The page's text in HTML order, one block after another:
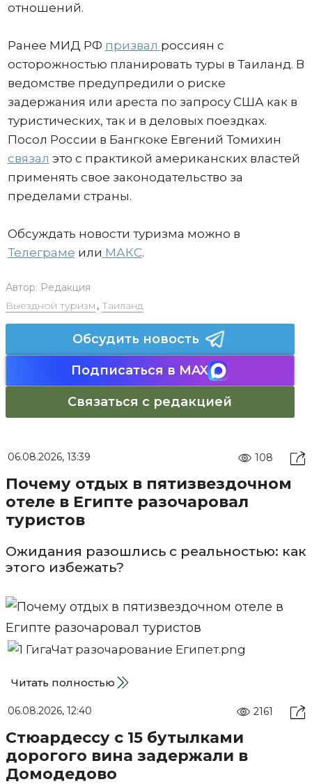
отношений.
Ранее МИД РФ призвал россиян с
осторожностью планировать туры в Таиланд. В
ведомстве предупредили о риске
задержания или ареста по запросу США как в
туристических, так и в деловых поездках.
Посол России в Бангкоке Евгений Томихин
связал это с практикой американских властей
применять свое законодательство за
пределами страны.
Обсуждать новости туризма можно в
Телеграме или МАКС.
Автор: Редакция
Выездной туризм , Таиланд
Обсудить новость
Подписаться в MAX
Связаться с редакцией
06.08.2026, 13:39 108
Почему отдых в пятизвездочном
отеле в Египте разочаровал
туристов
Ожидания разошлись с реальностью: как
этого избежать?
Читать полностью
06.08.2026, 12:40 2161
Стюардессу с 15 бутылками
дорогого вина задержали в
Домодедово